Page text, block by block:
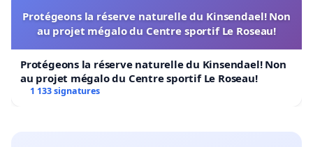
Protégeons la réserve naturelle du Kinsendael! Non
au projet mégalo du Centre sportif Le Roseau!
Protégeons la réserve naturelle du Kinsendael! Non
au projet mégalo du Centre sportif Le Roseau!
1 133 signatures